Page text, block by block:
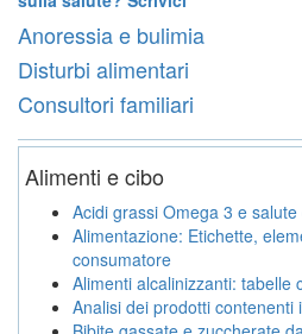
Anoressia e bulimia
Disturbi alimentari
Consultori familiari
Alimenti e cibo
Acidi grassi Omega 3 e
Alimentazione: Etichette,
consumatore
Alimenti alcalinizzanti: tabelle
Analisi dei prodotti contenenti